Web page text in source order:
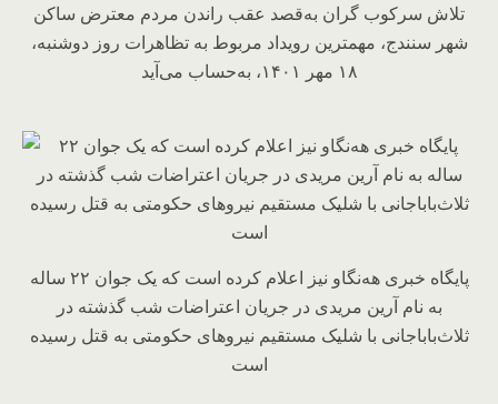
تلاش سرکوب گران به‌قصد عقب راندن مردم معترض ساکن
شهر سنندج، مهمترین رویداد مربوط به تظاهرات روز دوشنبه،
۱۸ مهر ۱۴۰۱، به‌حساب می‌آید
پایگاه خبری هه‌نگاو نیز اعلام کرده است که یک جوان ۲۲ ساله
به نام آرین مریدی در جریان اعتراضات شب گذشته در
ثلاث‌باباجانی با شلیک مستقیم نیروهای حکومتی به قتل رسیده
است